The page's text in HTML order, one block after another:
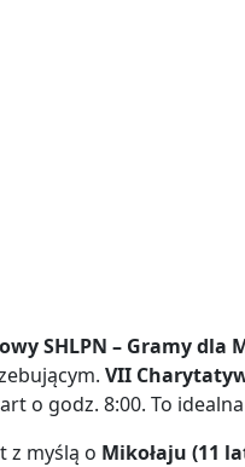
SHLPN – Gramy dla
VII
o godz. 8:00. To
z myślą o Mikołaju (11